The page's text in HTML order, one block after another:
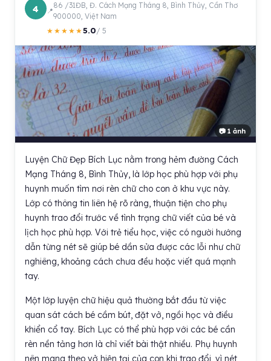
4
86 /31ĐB, Đ. Cách Mạng Tháng 8, Bình Thủy, Cần Thơ
900000, Việt Nam
★★★★★5.0 / 5
📷 1 ảnh
Luyện Chữ Đẹp Bích Lục nằm trong hẻm đường Cách
Mạng Tháng 8, Bình Thủy, là lớp học phù hợp với phụ
huynh muốn tìm nơi rèn chữ cho con ở khu vực này.
Lớp có thông tin liên hệ rõ ràng, thuận tiện cho phụ
huynh trao đổi trước về tình trạng chữ viết của bé và
lịch học phù hợp. Với trẻ tiểu học, việc có người hướng
dẫn từng nét sẽ giúp bé dần sửa được các lỗi như chữ
nghiêng, khoảng cách chưa đều hoặc viết quá mạnh
tay.
Một lớp luyện chữ hiệu quả thường bắt đầu từ việc
quan sát cách bé cầm bút, đặt vở, ngồi học và điều
khiển cổ tay. Bích Lục có thể phù hợp với các bé cần
rèn nền tảng hơn là chỉ viết bài thật nhiều. Phụ huynh
nên mang theo vở hiện tại của con khi trao đổi, vì nét